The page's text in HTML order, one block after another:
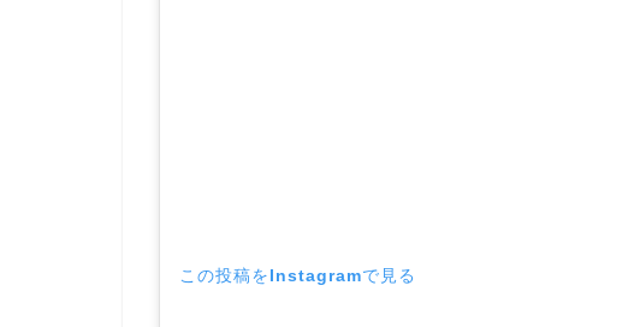
この投稿をInstagramで見る